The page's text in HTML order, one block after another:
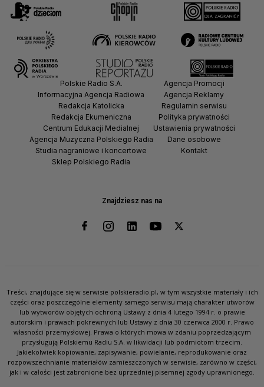
Znajdziesz nas na
Polskie Radio S.A.
Informacyjna Agencja Radiowa
Redakcja Katolicka
Redakcja Ekumeniczna
Centrum Edukacji Medialnej
Agencja Muzyczna Polskiego Radia
Studia nagraniowe i koncertowe
Sklep Polskiego Radia
Agencja Promocji
Agencja Reklamy
Regulamin serwisu
Polityka prywatności
Ustawienia prywatności
Dane osobowe
Kontakt
Treści, znajdujące się w serwisie polskieradio.pl, w tym wszystkie materiały i ich
części oraz poszczególne elementy samego serwisu mają charakter utworów
lub wytworów objętych ochroną Ustawy z dnia 4 lutego 1994 r. o prawie
autorskim i prawach pokrewnych lub Ustawy z dnia 30 czerwca 2000 r. Prawo
własności przemysłowej. Prawa o których mowa w zdaniu poprzedzającym
przysługują Polskiemu Radiu S.A. w likwidacji lub podmiotom trzecim.
Jakiekolwiek kopiowanie, zapisywanie, powielanie, reprodukowanie oraz
rozpowszechnianie materiałów zamieszczonych w serwisie, zarówno w części,
jak i w całości jest zabronione bez uprzedniej pisemnej zgody uprawnionego.